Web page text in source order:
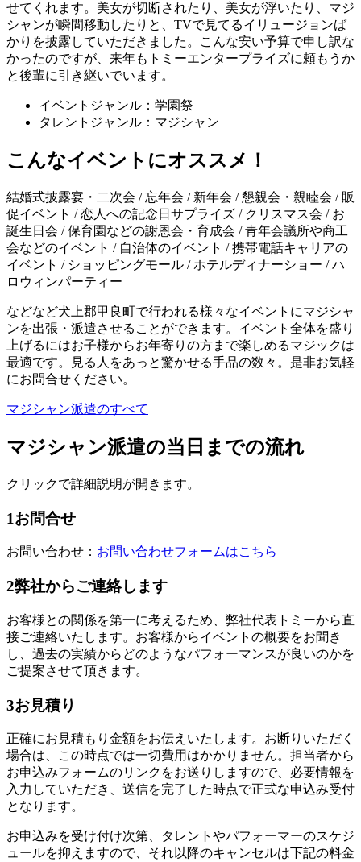
せてくれます。美女が切断されたり、美女が浮いたり、マジ
シャンが瞬間移動したりと、TVで見てるイリュージョンば
かりを披露していただきました。こんな安い予算で申し訳な
かったのですが、来年もトミーエンタープライズに頼もうか
と後輩に引き継いでいます。
イベントジャンル：学園祭
タレントジャンル：マジシャン
こんなイベントにオススメ！
結婚式披露宴・二次会 / 忘年会 / 新年会 / 懇親会・親睦会 / 販
促イベント / 恋人への記念日サプライズ / クリスマス会 / お
誕生日会 / 保育園などの謝恩会・育成会 / 青年会議所や商工
会などのイベント / 自治体のイベント / 携帯電話キャリアの
イベント / ショッピングモール / ホテルディナーショー / ハ
ロウィンパーティー
などなど犬上郡甲良町で行われる様々なイベントにマジシャ
ンを出張・派遣させることができます。イベント全体を盛り
上げるにはお子様からお年寄りの方まで楽しめるマジックは
最適です。見る人をあっと驚かせる手品の数々。是非お気軽
にお問合せください。
マジシャン派遣のすべて
マジシャン派遣の当日までの流れ
クリックで詳細説明が開きます。
1お問合せ
お問い合わせ： お問い合わせフォームはこちら
2弊社からご連絡します
お客様との関係を第一に考えるため、弊社代表トミーから直
接ご連絡いたします。お客様からイベントの概要をお聞き
し、過去の実績からどのようなパフォーマンスが良いのかを
ご提案させて頂きます。
3お見積り
正確にお見積もり金額をお伝えいたします。お断りいただく
場合は、この時点では一切費用はかかりません。担当者から
お申込みフォームのリンクをお送りしますので、必要情報を
入力していただき、送信を完了した時点で正式な申込み受付
となります。
お申込みを受け付け次第、タレントやパフォーマーのスケジ
ュールを抑えますので、それ以降のキャンセルは下記の料金